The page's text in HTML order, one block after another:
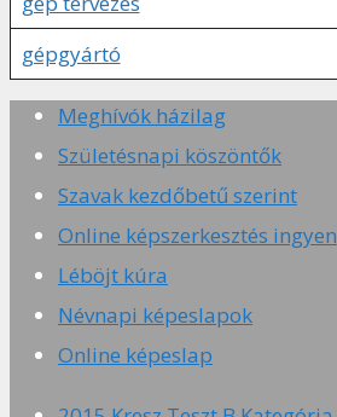
gépgyártó
Meghívók házilag
Születésnapi köszöntők
Szavak kezdőbetű szerint
Online képszerkesztés ingyen
Léböjt kúra
Névnapi képeslapok
Online képeslap